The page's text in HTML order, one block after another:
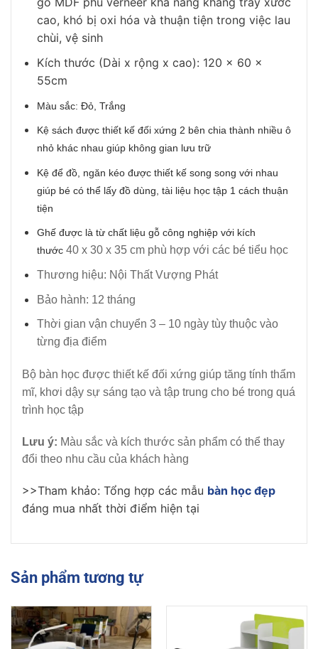
cao, khó bị oxi hóa và thuận tiện trong việc lau
chùi, vệ sinh
Kích thước (Dài x rộng x cao): 120 x 60 x
55cm
Màu sắc: Đỏ, Trắng
Kệ sách được thiết kế đối xứng 2 bên chia thành nhiều ô
nhỏ khác nhau giúp không gian lưu trữ
Kệ để đồ, ngăn kéo được thiết kế song song với nhau
giúp bé có thể lấy đồ dùng, tài liệu học tập 1 cách thuận
tiện
Ghế được là từ chất liệu gỗ công nghiệp với kích
thước 40 x 30 x 35 cm phù hợp với các bé tiểu học
Thương hiệu: Nội Thất Vượng Phát
Bảo hành: 12 tháng
Thời gian vận chuyển 3 – 10 ngày tùy thuộc vào
từng địa điểm
Bộ bàn học được thiết kế đối xứng giúp tăng tính thẩm
mĩ, khơi dậy sự sáng tạo và tập trung cho bé trong quá
trình học tập
Lưu ý: Màu sắc và kích thước sản phẩm có thể thay
đổi theo nhu cầu của khách hàng
>>Tham khảo: Tổng hợp các mẫu bàn học đẹp
đáng mua nhất thời điểm hiện tại
Sản phẩm tương tự